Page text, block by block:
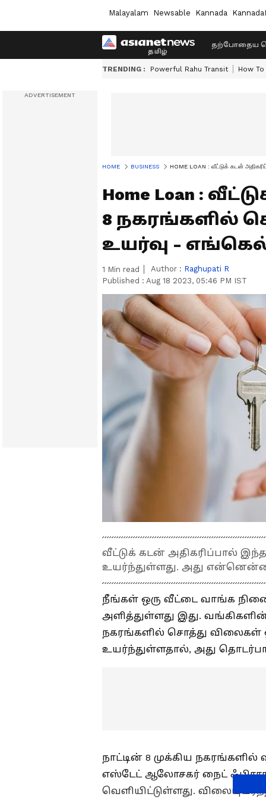
Malayalam Newsable Kannada
தற்போதைய
TRENDING : Powerful Rahu Transit How
HOME BUSINESS HOME LOAN : வீட்டுக் கடன்
Home Loan :
8 நகரங்களில்
உயர்வு -
1 Min read Author : Raghupati R
Published : Aug 18 2023, 05:46 PM IST
வீட்டுக் கடன் அதிகரிப்பால்
உயர்ந்துள்ளது. அது
நீங்கள் ஒரு வீட்டை வாங்க
அளித்துள்ளது இது.
நகரங்களில் சொத்து விலைகள்
உயர்ந்துள்ளதால், அது
நாட்டின் 8 முக்கிய நகரங்களில்
எஸ்டேட் ஆலோசகர் நைட்
வெளியிட்டுள்ளது.